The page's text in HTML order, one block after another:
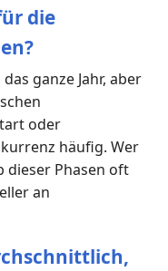
die
ganze Jahr, aber
oder
häufig. Wer
dieser Phasen oft
an